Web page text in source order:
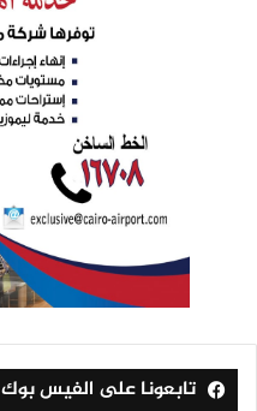
تابعونا على الفيس بوك